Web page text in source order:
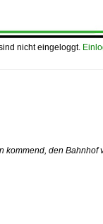
nicht eingeloggt.
kommend, den Bahnhof